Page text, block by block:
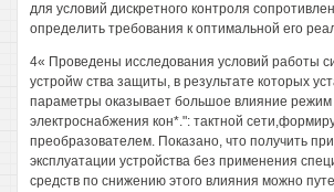
для условий дискретного контроля
определить требования к оптимальной его
4« Проведены исследования условий работы
устройw ства защиты, в результате которых
параметры оказывает большое влияние режим
электроснабжения кон*.": тактной
преобразователем. Показано, что получить
эксплуатации устройства без применения
средств по снижению этого влияния можно